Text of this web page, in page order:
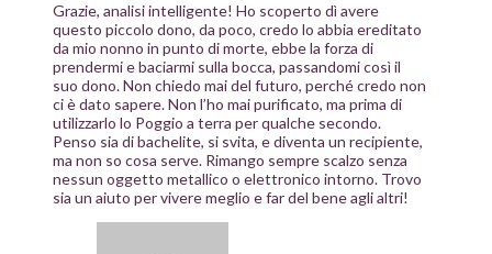
Grazie, analisi intelligente! Ho scoperto dì avere
questo piccolo dono, da poco, credo lo abbia ereditato
da mio nonno in punto di morte, ebbe la forza di
prendermi e baciarmi sulla bocca, passandomi così il
suo dono. Non chiedo mai del futuro, perché credo non
ci è dato sapere. Non l’ho mai purificato, ma prima di
utilizzarlo lo Poggio a terra per qualche secondo.
Penso sia di bachelite, si svita, e diventa un recipiente,
ma non so cosa serve. Rimango sempre scalzo senza
nessun oggetto metallico o elettronico intorno. Trovo
sia un aiuto per vivere meglio e far del bene agli altri!